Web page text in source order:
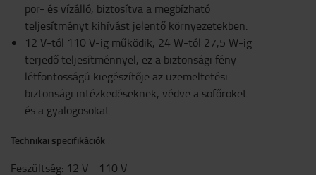
por- és vízálló, biztosítva a megbízható
teljesítményt kihívást jelentő környezetekben.
12 V-tól 110 V-ig működik, 24 W-tól 27,5 W-ig
terjedő teljesítménnyel, ez a biztonsági fény
létfontosságú kiegészítője az üzemeltetési
biztonsági intézkedéseknek, védve a sofőröket
és a gyalogosokat.
Technikai specifikációk
Feszültség: 12 V - 110 V